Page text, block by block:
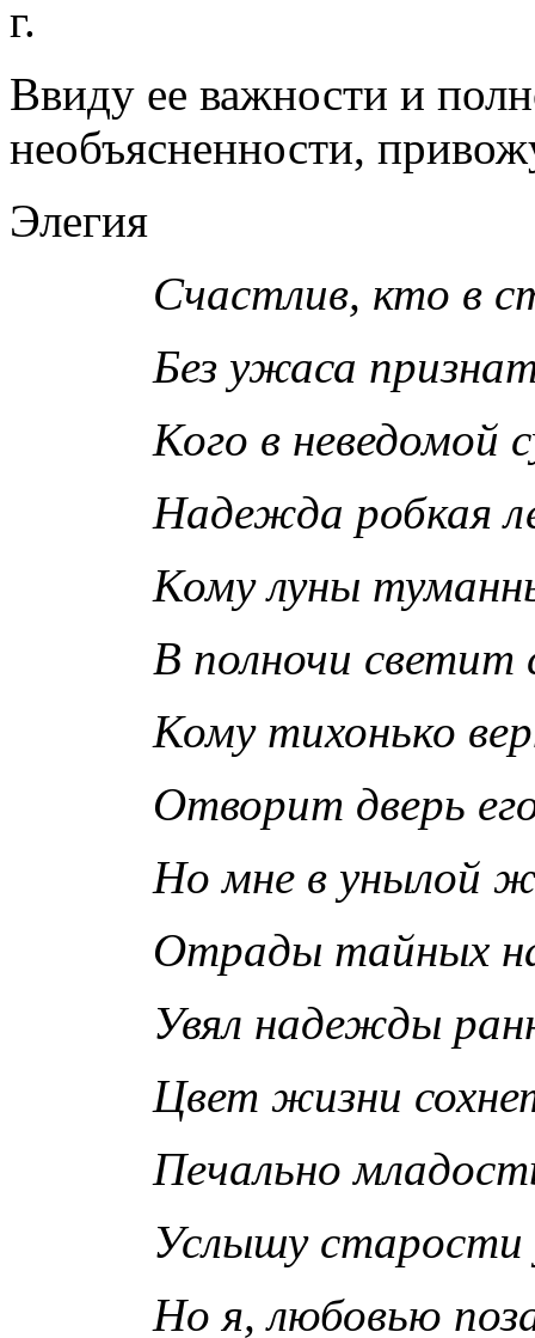
г.
Ввиду ее важности и
необъясненности,
Элегия
Счастлив, кто в
Без ужаса
Кого в неведомой
Надежда робкая
Кому луны
В полночи
Кому тихонько
Отворит дверь
Но мне в унылой
Отрады тайных
Увял надежды
Цвет жизни
Печально
Услышу старости
Но я, любовью